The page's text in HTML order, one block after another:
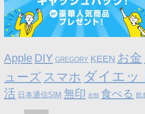
Apple DIY GREGORY KEEN お金
ューズ スマホ ダイエッ
活 日本通信SIM 無印 衣類 食べる 飲